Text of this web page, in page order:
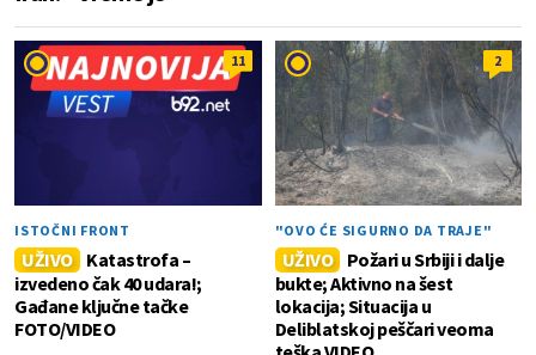
11
ISTOČNI FRONT
UŽIVO
Katastrofa –
izvedeno čak 40 udara!;
Gađane ključne tačke
FOTO/VIDEO
2
"OVO ĆE SIGURNO DA TRAJE"
UŽIVO
Požari u Srbiji i dalje
bukte; Aktivno na šest
lokacija; Situacija u
Deliblatskoj peščari veoma